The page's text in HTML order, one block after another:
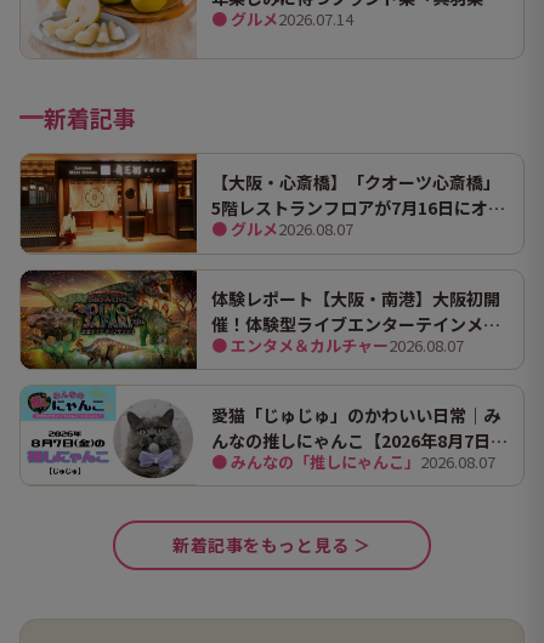
（幸水）」限定100箱を特別販売！
● グルメ2026.07.14
新着記事
【大阪・心斎橋】「クオーツ心斎橋」
5階レストランフロアが7月16日にオー
プン！ 全国初・関西初出店を含む多彩
な9店舗
● グルメ2026.08.07
体験レポート【大阪・南港】大阪初開
催！体験型ライブエンターテインメン
ト「DINO SAFARI（ディノ サファリ）
2026」で、大迫力の恐竜の世界を体験
● エンタメ＆カルチャー2026.08.07
愛猫「じゅじゅ」のかわいい日常｜み
んなの推しにゃんこ【2026年8月7日
（金）】
● みんなの「推しにゃんこ」 2026.08.07
新着記事をもっと見る ＞